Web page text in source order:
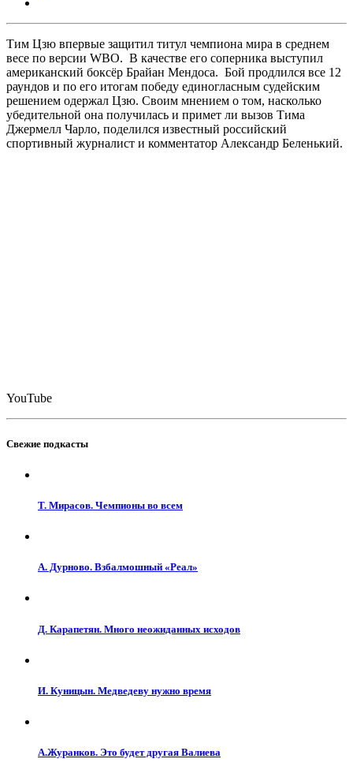
Тим Цзю впервые защитил титул чемпиона мира в среднем
весе по версии WBO. В качестве его соперника выступил
американский боксёр Брайан Мендоса. Бой продлился все 12
раундов и по его итогам победу единогласным судейским
решением одержал Цзю. Своим мнением о том, насколько
убедительной она получилась и примет ли вызов Тима
Джермелл Чарло, поделился известный российский
спортивный журналист и комментатор Александр Беленький.
YouTube
Свежие подкасты
Т. Мирасов. Чемпионы во всем
А. Дурново. Взбалмошный «Реал»
Д. Карапетян. Много неожиданных исходов
И. Куницын. Медведеву нужно время
А.Журанков. Это будет другая Валиева